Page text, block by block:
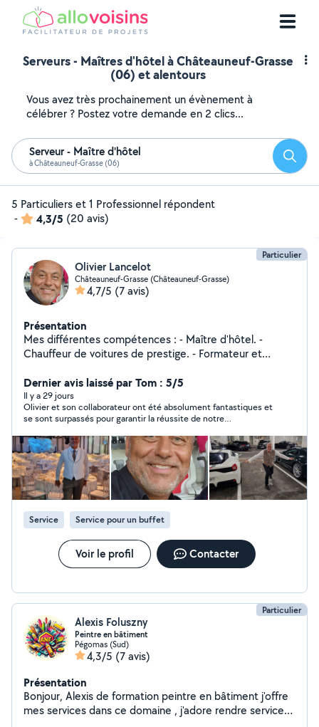
Serveurs - Maîtres d'hôtel à Châteauneuf-Grasse
(06) et alentours
Vous avez très prochainement un évènement à
célébrer ? Postez votre demande en 2 clics...
Serveur - Maître d'hôtel
à Châteauneuf-Grasse (06)
5 Particuliers et 1 Professionnel répondent
-
4,3/5 (20 avis)
Particulier
Olivier Lancelot
Châteauneuf-Grasse (Châteauneuf-Grasse)
4,7/5 (7 avis)
Présentation
Mes différentes compétences : - Maître d'hôtel. -
Chauffeur de voitures de prestige. - Formateur et
Dernier avis laissé par Tom : 5/5
Il y a 29 jours
Olivier et son collaborateur ont été absolument fantastiques et
se sont surpassés pour garantir la réussite de notre
monde et je n'ai jamais bénéficié d'un soutien aussi attentif ni
profité d'un tel discernement. Je ferai sans aucun doute de
nouveau appel à Olivier pour tous mes futurs événements. Son
souci du détail et son amabilité sont inégalés.
Service Service pour un buffet
Voir le profil Contacter
Particulier
Alexis Foluszny
Peintre en bâtiment
Pégomas (Sud)
4,3/5 (7 avis)
Présentation
Bonjour, Alexis de formation peintre en bâtiment j'offre
mes services dans ce domaine , j'adore rendre service